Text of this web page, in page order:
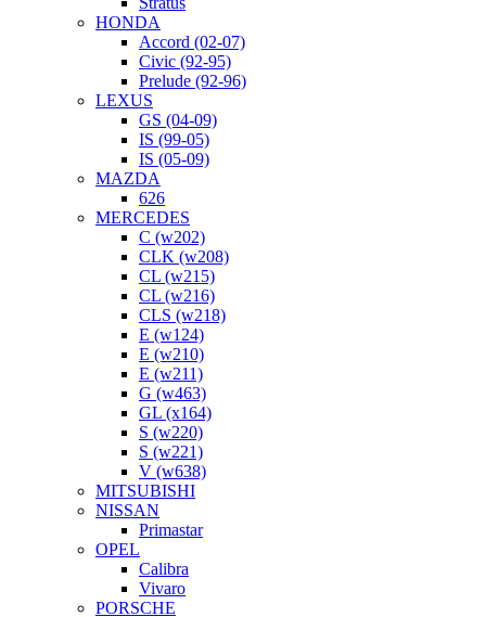
HONDA
Accord (02-07)
Civic (92-95)
Prelude (92-96)
LEXUS
GS (04-09)
IS (99-05)
IS (05-09)
MAZDA
626
MERCEDES
C (w202)
CLK (w208)
CL (w215)
CL (w216)
CLS (w218)
E (w124)
E (w210)
E (w211)
G (w463)
GL (x164)
S (w220)
S (w221)
V (w638)
MITSUBISHI
NISSAN
Primastar
OPEL
Calibra
Vivaro
PORSCHE